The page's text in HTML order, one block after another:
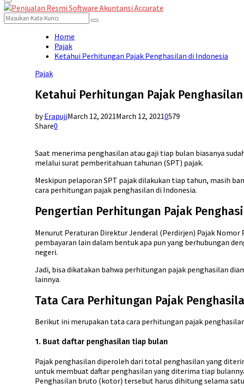
for:
Primary
Menu
Search
for:
Search
Home
Pajak
Ketahui Perhitungan Pajak Penghasilan di Indonesia
Pajak
Ketahui Perhitungan Pajak
byErapujiMarch 12, 2021March 12, 20210579
Share0
Saat menerima penghasilan atau gaji tiap bulan biasanya
melalui surat pemberitahuan tahunan (SPT) pajak.
Meskipun pelaporan SPT pajak dilakukan tiap tahun, masih
cara perhitungan pajak penghasilan di Indonesia.
Pengertian Perhitungan Pajak
Menurut Peraturan Direktur Jenderal (Perdirjen) Pajak Nomor
pembayaran lain dalam bentuk apa pun yang berhubungan
negeri.
Jadi, bisa dikatakan bahwa perhitungan pajak penghasilan
lainnya.
Tata Cara Perhitungan Pajak
Berikut ini merupakan tata cara perhitungan pajak
1. Buat daftar penghasilan tiap bulan
Pajak penghasilan diperoleh dari total penghasilan yang
untuk membuat daftar penghasilan yang diterima tiap
Penghasilan bruto (kotor) tersebut harus dihitung selama